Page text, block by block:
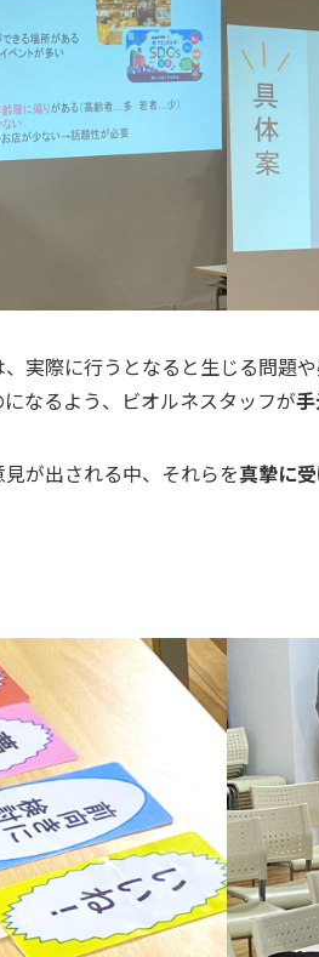
実際に行うとなると生じる問題
なるよう、ビオルネスタッフが
が出される中、それらを真摯に